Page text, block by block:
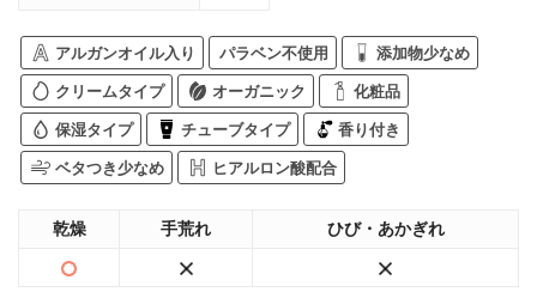
アルガンオイル入り パラベン不使用 添加物少なめ
クリームタイプ オーガニック 化粧品
保湿タイプ チューブタイプ 香り付き
ベタつき少なめ ヒアルロン酸配合
乾燥 手荒れ ひび・あかぎれ